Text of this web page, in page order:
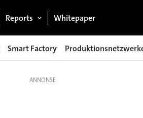
Reports Whitepaper
Smart Factory